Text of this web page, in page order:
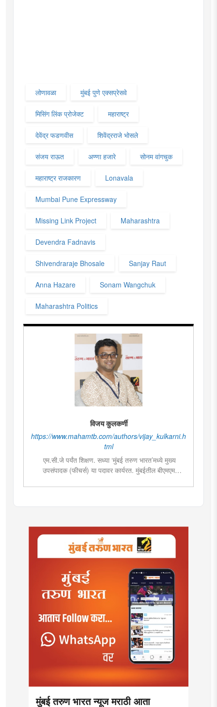
लोणावळा मुंबई पुणे एक्सप्रेसवे
मिसिंग लिंक प्रोजेक्ट महाराष्ट्र
देवेंद्र फडणवीस शिवेंद्रराजे भोसले
संजय राऊत अण्णा हजारे सोनम वांगचुक
महाराष्ट्र राजकारण Lonavala
Mumbai Pune Expressway
Missing Link Project Maharashtra
Devendra Fadnavis
Shivendraraje Bhosale Sanjay Raut
Anna Hazare Sonam Wangchuk
Maharashtra Politics
विजय कुलकर्णी
https://www.mahamtb.com/authors/vijay_kulkarni.h
tml
एम.सी.जे पर्यंत शिक्षण. सध्या ‘मुंबई तरुण भारत’मध्ये मुख्य
उपसंपादक (फीचर्स) या पदावर कार्यरत. मुंबईतील बीएमएम
म्हणून कार्यरत. चालू घडामोडी, सामाजिक विषय, युवा पिढीला
मुंबई तरुण भारत न्यूज मराठी आता